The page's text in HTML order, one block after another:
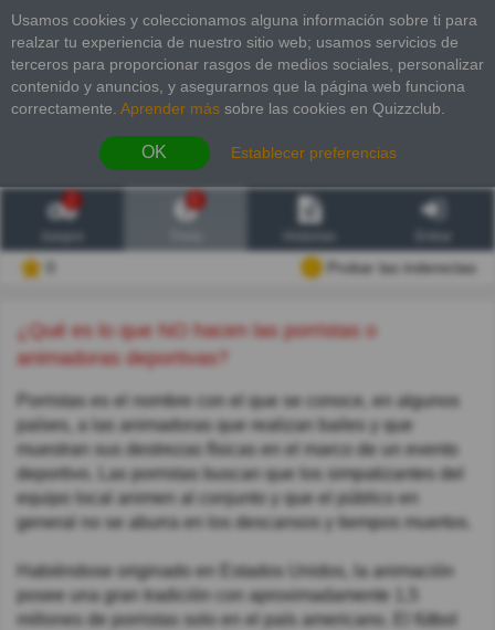
Usamos cookies y coleccionamos alguna información sobre ti para
realzar tu experiencia de nuestro sitio web; usamos servicios de
terceros para proporcionar rasgos de medios sociales, personalizar
contenido y anuncios, y asegurarnos que la página web funciona
correctamente. Aprender más sobre las cookies en Quizzclub.
OK Establecer preferencias
2
Probar las inderectas
¿Qué es lo que NO hacen las porristas o
animadoras deportivas?
Porristas es el nombre con el que se conoce, en algunos
países, a las animadoras que realizan bailes y que
muestran sus destrezas físicas en el marco de un evento
deportivo. Las porristas buscan que los simpatizantes del
equipo local animen al conjunto y que el público en
general no se aburra en los descansos y tiempos muertos.
Habiéndose originado en Estados Unidos, la animación
posee una gran tradición con aproximadamente 1,5
millones de porristas solo en el país americano. El fútbol